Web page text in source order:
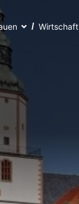
Wirtschaft